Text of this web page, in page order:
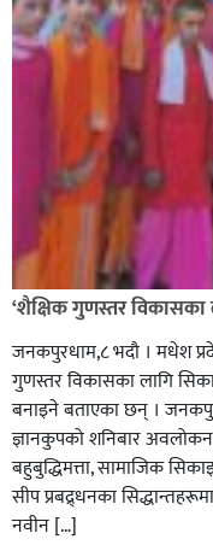
सिराहा-२ मा संजय
रक्तदान सेवामा
रेडक्रस सिराहा द्वारा
‘शैक्षिक गुणस्तर विकासका
जनकपुरधाम,८ भदौ । मधेश
गुणस्तर विकासका लागि
बनाइने बताएका छन् ।
ज्ञानकुपको शनिबार अवलोकन
बहुबुद्धिमत्ता, सामाजिक
सीप प्रबद्र्धनका
नवीन […]